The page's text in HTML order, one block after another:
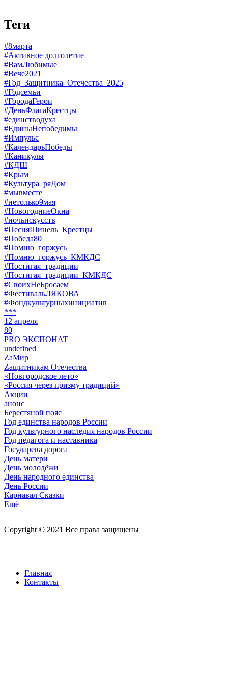
Теги
#8марта
#Активное долголетие
#ВамЛюбимые
#Вече2021
#Год_Защитника_Отечества_2025
#Годсемьи
#ГородаГерои
#ДеньФлагаКрестцы
#единстводуха
#ЕдиныНепобедимы
#Импульс
#КалендарьПобеды
#Каникулы
#КДШ
#Крым
#Культура_ряДом
#мывместе
#нетолько9мая
#НовогодниеОкна
#ночьискусств
#ПесняШинель_Крестцы
#Победа80
#Помню_горжусь
#Помню_горжусь_КМКДС
#Постигая_традиции
#Постигая_традиции_КМКДС
#СвоихНеБросаем
#ФестивальЛЯКОВА
#Фондкультурныхинициатив
***
12 апреля
80
PRO ЭКСПОНАТ
undefined
ZaМир
Zащитникам Отечества
«Новгородское лето»
«Россия через призму традиций»
Акции
анонс
Берестяной пояс
Год единства народов России
Год культурного наследия народов России
Год педагога и наставника
Государева дорога
День матери
День молодёжи
День народного единства
День России
Карнавал Сказки
Ещё
Copyright © 2021 Все права защищены
Главная
Контакты